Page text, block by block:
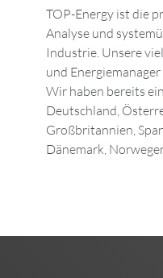
TOP-Energy ist die
Analyse und
Industrie. Unsere
und
Wir haben bereits
Deutschland,
Großbritannien,
Dänemark,